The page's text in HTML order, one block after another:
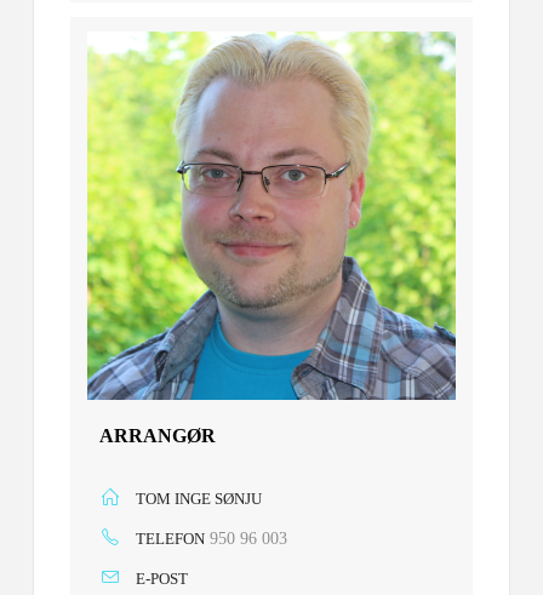
ARRANGØR
TOM INGE SØNJU
TELEFON 950 96 003
E-POST